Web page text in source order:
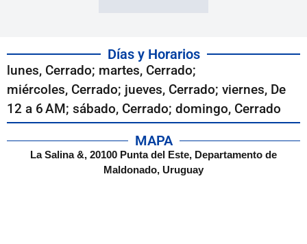
Días y Horarios
lunes, Cerrado; martes, Cerrado;
miércoles, Cerrado; jueves, Cerrado; viernes, De
12 a 6 AM; sábado, Cerrado; domingo, Cerrado
MAPA
La Salina &, 20100 Punta del Este, Departamento de
Maldonado, Uruguay